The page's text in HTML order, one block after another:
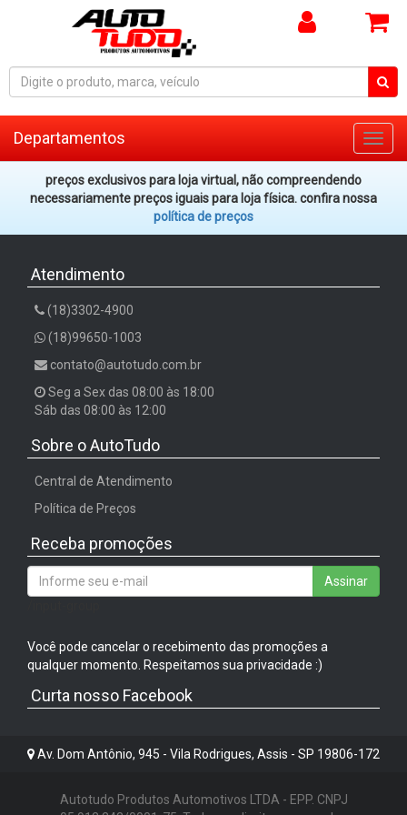
Departamentos
preços exclusivos para loja virtual, não compreendendo
necessariamente preços iguais para loja física. confira nossa
política de preços
Atendimento
(18)3302-4900
(18)99650-1003
contato@autotudo.com.br
Seg a Sex das 08:00 às 18:00
Sáb das 08:00 às 12:00
Sobre o AutoTudo
Central de Atendimento
Política de Preços
Receba promoções
Assinar
Você pode cancelar o recebimento das promoções a
qualquer momento. Respeitamos sua privacidade :)
Curta nosso Facebook
Av. Dom Antônio, 945 - Vila Rodrigues, Assis - SP 19806-172
Autotudo Produtos Automotivos LTDA - EPP. CNPJ